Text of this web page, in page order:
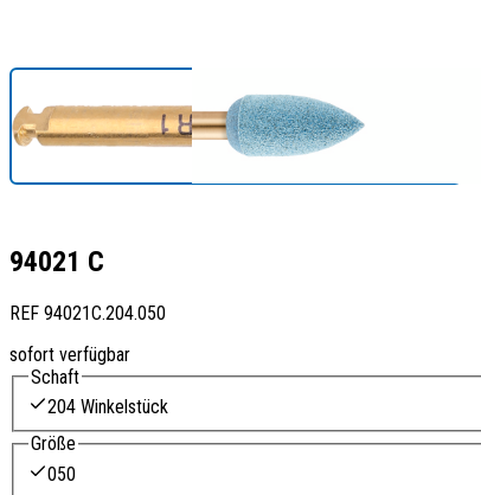
94021 C
REF 94021C.204.050
sofort verfügbar
Schaft
204 Winkelstück
Größe
050